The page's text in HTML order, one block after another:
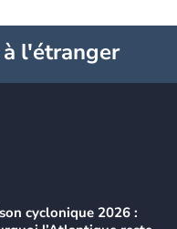
l'étranger
cyclonique 2026 :